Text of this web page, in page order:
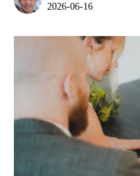
2026-06-16